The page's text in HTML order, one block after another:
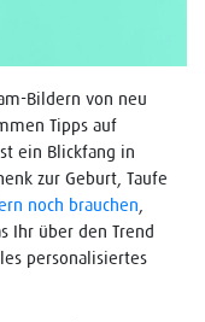
Bildern von neu
Tipps auf
ein Blickfang in
zur Geburt, Taufe
noch brauchen
Ihr über den Trend
personalisiertes